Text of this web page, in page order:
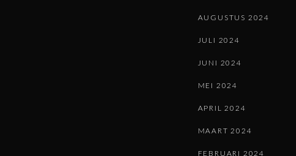
AUGUSTUS 2024
JULI 2024
JUNI 2024
MEI 2024
APRIL 2024
MAART 2024
FEBRUARI 2024